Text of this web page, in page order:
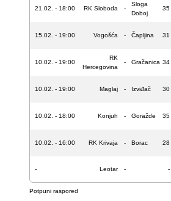
21.02. - 18:00 RK Sloboda -
Sloga
Doboj
35
15.02. - 19:00 Vogošća - Čapljina 31
10.02. - 19:00
RK
Hercegovina
- Gračanica 34
10.02. - 19:00 Maglaj - Izviđač 30
10.02. - 18:00 Konjuh - Goražde 35
10.02. - 16:00 RK Krivaja - Borac 28
- Leotar - -
Potpuni raspored